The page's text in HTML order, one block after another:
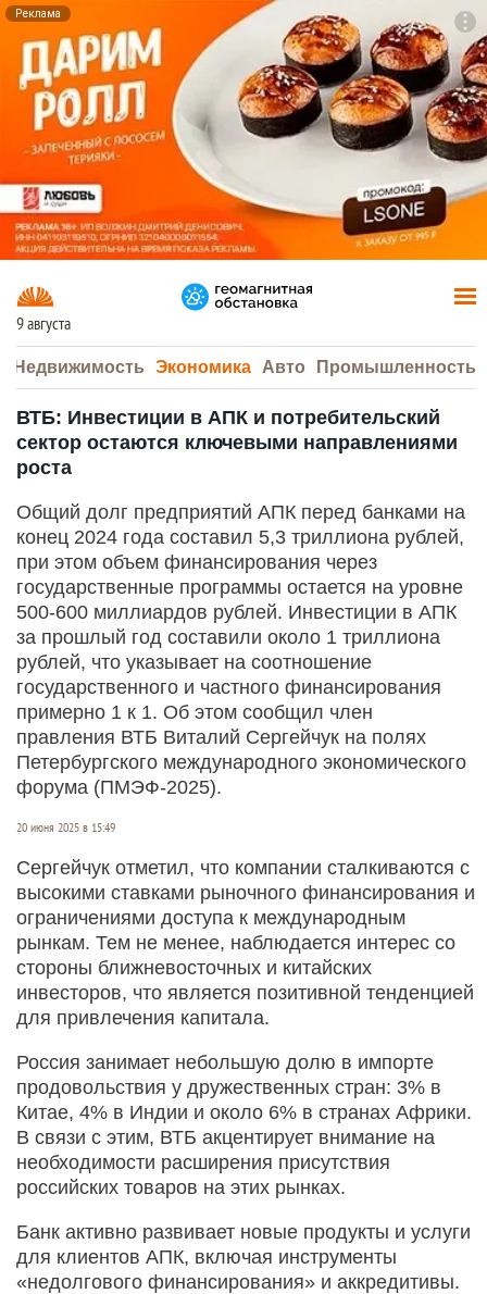
Реклама
9 августа
Недвижимость Экономика Авто Промышленность
ВТБ: Инвестиции в АПК и потребительский
сектор остаются ключевыми направлениями
роста
Общий долг предприятий АПК перед банками на
конец 2024 года составил 5,3 триллиона рублей,
при этом объем финансирования через
государственные программы остается на уровне
500-600 миллиардов рублей. Инвестиции в АПК
за прошлый год составили около 1 триллиона
рублей, что указывает на соотношение
государственного и частного финансирования
примерно 1 к 1. Об этом сообщил член
правления ВТБ Виталий Сергейчук на полях
Петербургского международного экономического
форума (ПМЭФ-2025).
20 июня 2025 в 15:49
Сергейчук отметил, что компании сталкиваются с
высокими ставками рыночного финансирования и
ограничениями доступа к международным
рынкам. Тем не менее, наблюдается интерес со
стороны ближневосточных и китайских
инвесторов, что является позитивной тенденцией
для привлечения капитала.
Россия занимает небольшую долю в импорте
продовольствия у дружественных стран: 3% в
Китае, 4% в Индии и около 6% в странах Африки.
В связи с этим, ВТБ акцентирует внимание на
необходимости расширения присутствия
российских товаров на этих рынках.
Банк активно развивает новые продукты и услуги
для клиентов АПК, включая инструменты
«недолгового финансирования» и аккредитивы.